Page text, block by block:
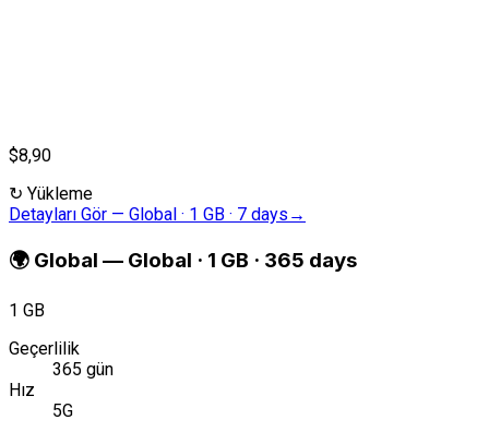
$8,90
↻ Yükleme
Detayları Gör — Global · 1 GB · 7 days →
🌍 Global — Global · 1 GB · 365 days
1 GB
Geçerlilik
365 gün
Hız
5G